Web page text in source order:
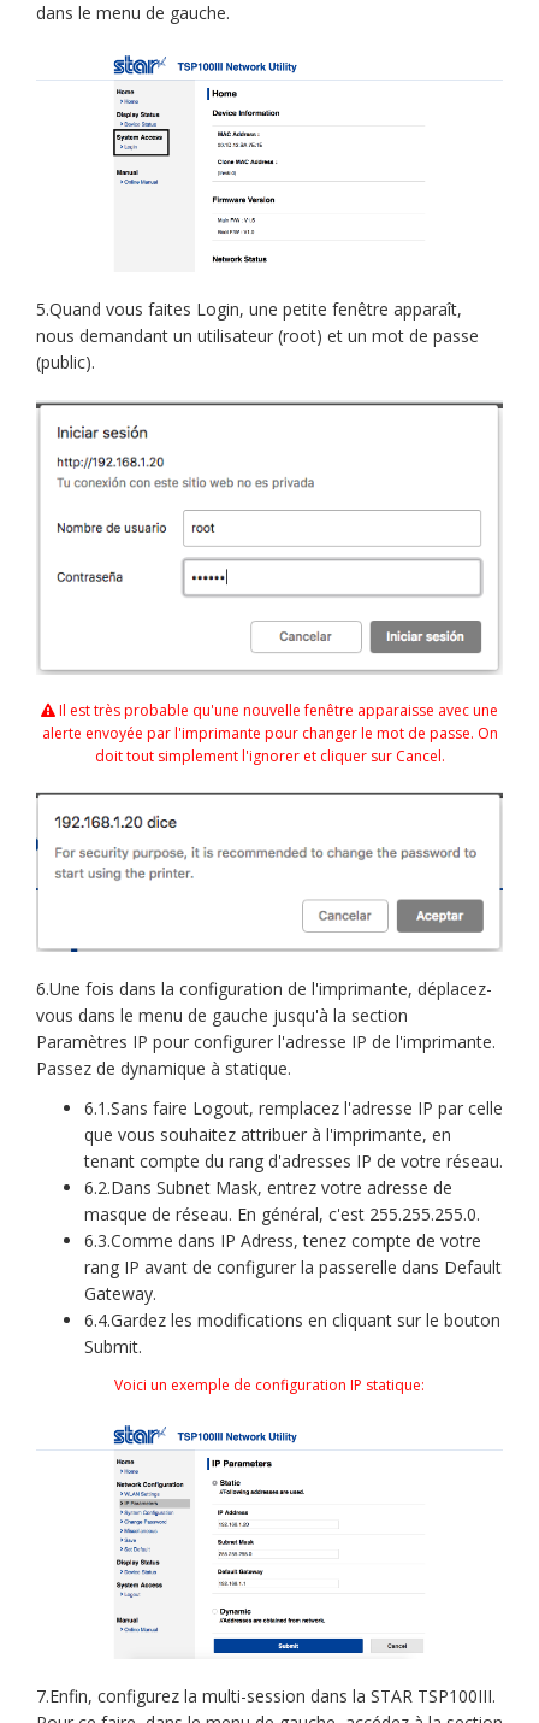
dans le menu de gauche.
5.Quand vous faites Login, une petite fenêtre apparaît,
nous demandant un utilisateur (root) et un mot de passe
(public).
Il est très probable qu'une nouvelle fenêtre apparaisse avec une
alerte envoyée par l'imprimante pour changer le mot de passe. On
doit tout simplement l'ignorer et cliquer sur Cancel.
6.Une fois dans la configuration de l'imprimante, déplacez-
vous dans le menu de gauche jusqu'à la section
Paramètres IP pour configurer l'adresse IP de l'imprimante.
Passez de dynamique à statique.
6.1.Sans faire Logout, remplacez l'adresse IP par celle
que vous souhaitez attribuer à l'imprimante, en
tenant compte du rang d'adresses IP de votre réseau.
6.2.Dans Subnet Mask, entrez votre adresse de
masque de réseau. En général, c'est 255.255.255.0.
6.3.Comme dans IP Adress, tenez compte de votre
rang IP avant de configurer la passerelle dans Default
Gateway.
6.4.Gardez les modifications en cliquant sur le bouton
Submit.
Voici un exemple de configuration IP statique:
7.Enfin, configurez la multi-session dans la STAR TSP100III.